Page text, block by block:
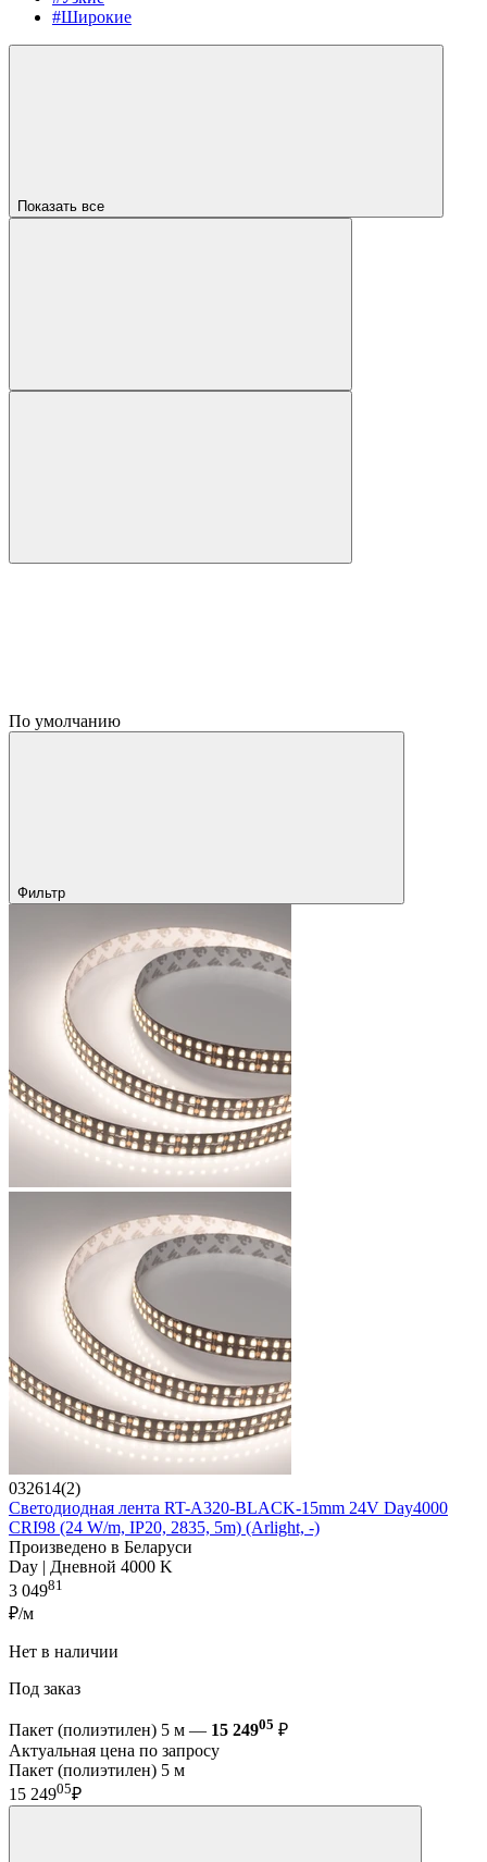
#Широкие
Показать все
По умолчанию
Фильтр
032614(2)
Светодиодная лента RT-A320-BLACK-15mm 24V Day4000
CRI98 (24 W/m, IP20, 2835, 5m) (Arlight, -)
Произведено в Беларуси
Day | Дневной 4000 K
3 04981
₽/м
Нет в наличии
Под заказ
Пакет (полиэтилен) 5 м — 15 24905 ₽
Актуальная цена по запросу
Пакет (полиэтилен) 5 м
15 24905₽